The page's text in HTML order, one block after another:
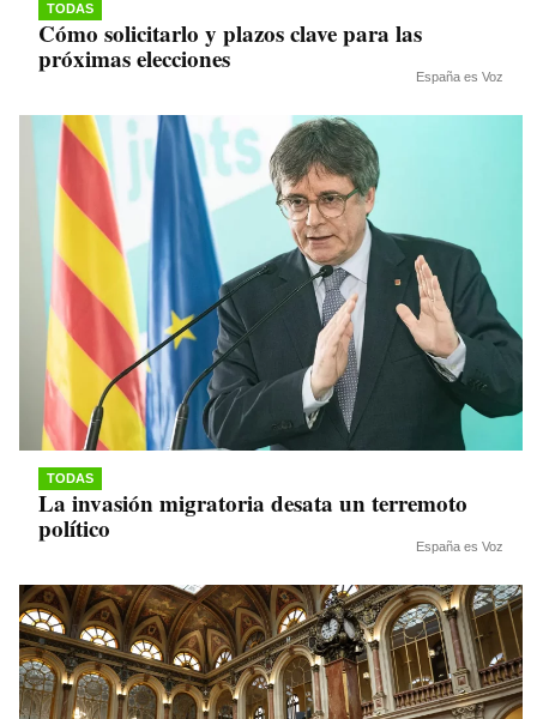
TODAS
Cómo solicitarlo y plazos clave para las
próximas elecciones
España es Voz
TODAS
La invasión migratoria desata un terremoto
político
España es Voz